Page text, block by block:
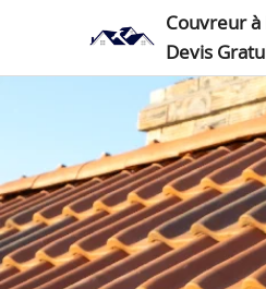
Couvreur à
Devis